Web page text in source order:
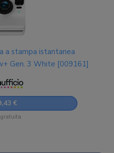
a stampa istantanea
Gen. 3 White [009161]
€
gratuita